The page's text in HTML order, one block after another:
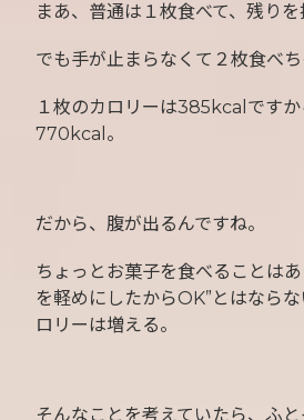
まあ、普通は１枚食べて、残りを
でも手が止まらなくて２枚食べち
１枚のカロリーは385kcalです
770kcal。
だから、腹が出るんですね。
ちょっとお菓子を食べることは
を軽めにしたからOK”とはなら
ロリーは増える。
そんなことを考えていたら、ふ